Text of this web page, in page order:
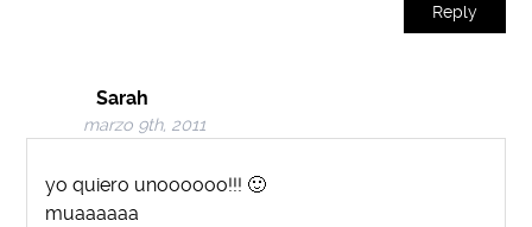
Reply
Sarah
marzo 9th, 2011
yo quiero unoooooo!!! 🙂
muaaaaaa